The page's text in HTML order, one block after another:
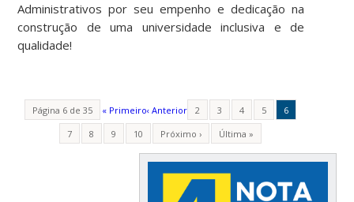
Administrativos por seu empenho e dedicação na
construção de uma universidade inclusiva e de
qualidade!
Página 6 de 35 « Primeiro‹ Anterior 2 3 4 5
6
7
8 9 10 Próximo › Última »